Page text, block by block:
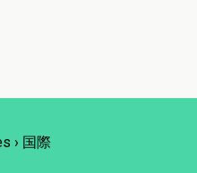
› 国際